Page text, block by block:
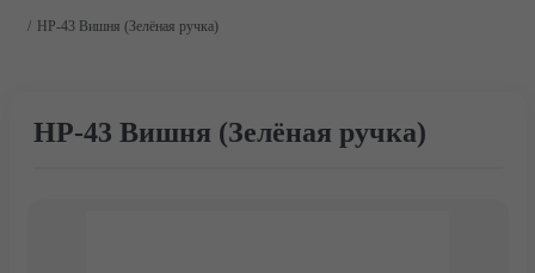
НР-43 Вишня (Зелёная ручка)
НР-43 Вишня (Зелёная ручка)